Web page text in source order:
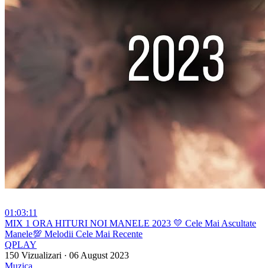
01:03:11
⁣MIX 1 ORA HITURI NOI MANELE 2023 💛 Cele Mai Ascultate
Manele💯 Melodii Cele Mai Recente
QPLAY
150 Vizualizari · 06 August 2023
Muzica